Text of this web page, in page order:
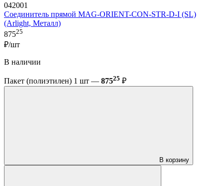
042001
Соединитель прямой MAG-ORIENT-CON-STR-D-I (SL)
(Arlight, Металл)
87525
₽/шт
В наличии
Пакет (полиэтилен) 1 шт — 87525 ₽
В корзину